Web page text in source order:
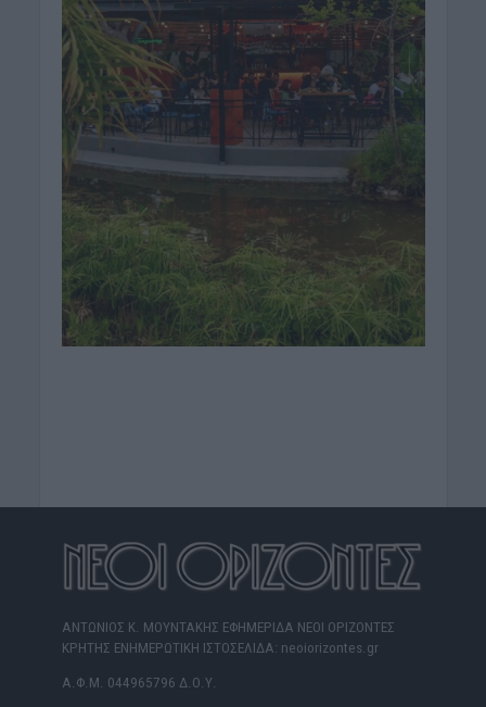
ΑΝΤΩΝΙΟΣ Κ. ΜΟΥΝΤΑΚΗΣ ΕΦΗΜΕΡΙΔΑ ΝΕΟΙ ΟΡΙΖΟΝΤΕΣ
ΚΡΗΤΗΣ ΕΝΗΜΕΡΩΤΙΚΗ ΙΣΤΟΣΕΛΙΔΑ: neoiorizontes.gr
Α.Φ.Μ. 044965796 Δ.Ο.Υ.